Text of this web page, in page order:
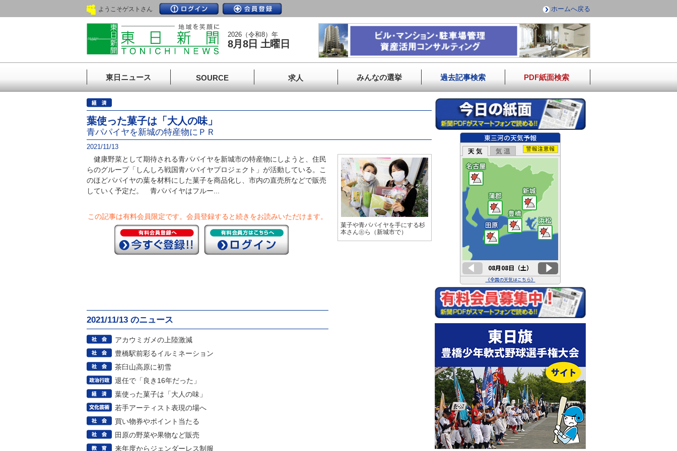
ようこそゲストさん ホームへ戻る
2026（令和8）年
8月8日 土曜日
東日ニュース SOURCE 求人 みんなの選挙 過去記事検索 PDF紙面検索
葉使った菓子は「大人の味」
青パパイヤを新城の特産物にＰＲ
2021/11/13
健康野菜として期待される青パパイヤを新城市の特産物にしようと、住民
らのグループ「しんしろ戦国青パパイヤプロジェクト」が活動している。こ
のほどパパイヤの葉を材料にした菓子を商品化し、市内の直売所などで販売
していく予定だ。 青パパイヤはフルー...
この記事は有料会員限定です。 会員登録すると続きをお読みいただけます。
2021/11/13 のニュース
アカウミガメの上陸激減
豊橋駅前彩るイルミネーション
茶臼山高原に初雪
退任で「良き16年だった」
葉使った菓子は「大人の味」
若手アーティスト表現の場へ
買い物券やポイント当たる
田原の野菜や果物など販売
来年度からジェンダーレス制服
菓子や青パパイヤを手にする杉
本さん㊧ら（新城市で）